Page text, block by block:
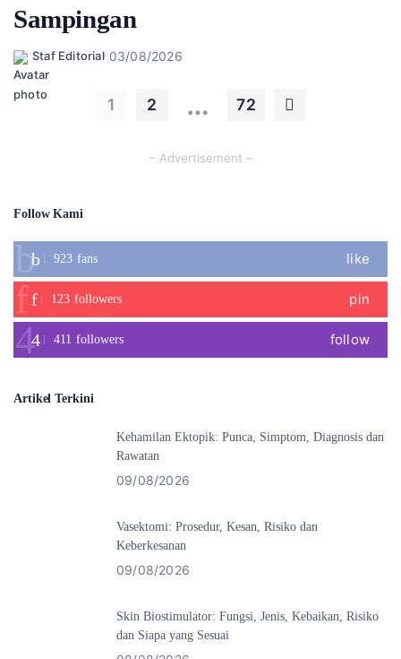
Sampingan
Posted
Staf Editorial 03/08/2026
1 2 … 72
– Advertisement –
Follow Kami
923 fans like
123 followers pin
411 followers follow
Artikel Terkini
Kehamilan Ektopik: Punca, Simptom, Diagnosis dan
Rawatan
09/08/2026
Vasektomi: Prosedur, Kesan, Risiko dan
Keberkesanan
09/08/2026
Skin Biostimulator: Fungsi, Jenis, Kebaikan, Risiko
dan Siapa yang Sesuai